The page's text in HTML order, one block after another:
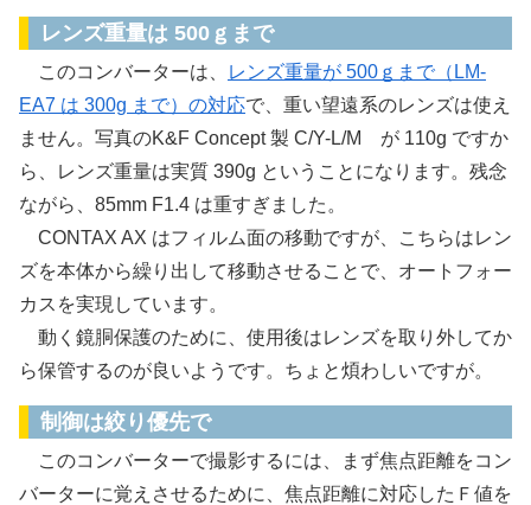
レンズ重量は 500ｇまで
このコンバーターは、
レンズ重量が 500ｇまで（LM-
EA7 は 300g まで）の対応で、重い望遠系のレンズは使え
ません。写真の‎K&F Concept 製 C/Y-L/M が 110g ですか
ら、レンズ重量は実質 390g ということになります。残念
ながら、85mm F1.4 は重すぎました。
CONTAX AX はフィルム面の移動ですが、こちらはレン
ズを本体から繰り出して移動させることで、オートフォー
カスを実現しています。
動く鏡胴保護のために、使用後はレンズを取り外してか
ら保管するのが良いようです。ちょと煩わしいですが。
制御は絞り優先で
このコンバーターで撮影するには、まず焦点距離をコン
バーターに覚えさせるために、焦点距離に対応したＦ値を